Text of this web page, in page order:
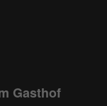
Gasthof